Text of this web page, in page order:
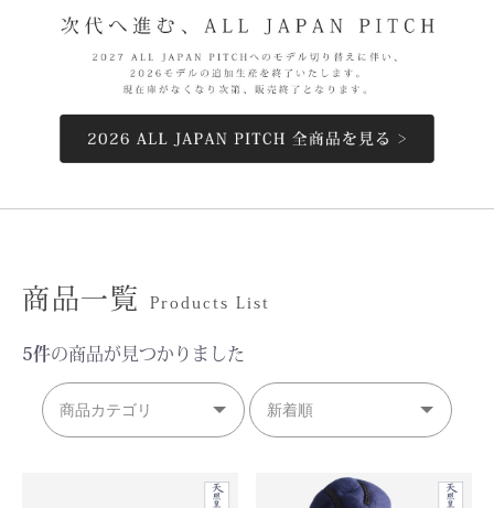
商品一覧 Products List
5件の商品が見つかりました